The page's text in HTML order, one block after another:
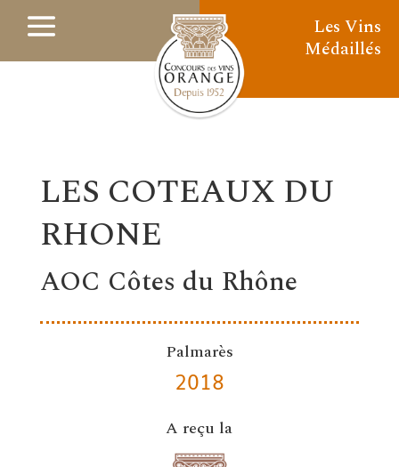
Les Vins
Médaillés
LES COTEAUX DU
RHONE
AOC Côtes du Rhône
Palmarès
2018
A reçu la